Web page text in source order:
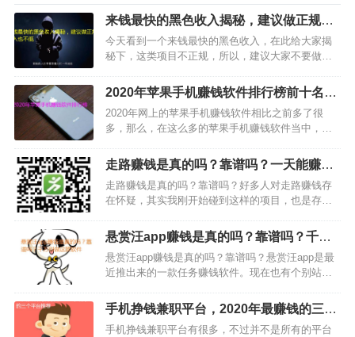
来钱最快的黑色收入揭秘，建议做正规，
收入也不低
今天看到一个来钱最快的黑色收入，在此给大家揭
秘下，这类项目不正规，所以，建议大家不要做，
力好，同样也能日赚几百上千元以上。今天揭秘的
项目主要有两个，一个是跟手机游戏有关，另外一
个是微信上面乞讨。1…
2020年苹果手机赚钱软件排行榜前十名推
荐，最好的都在这里了
2020年网上的苹果手机赚钱软件相比之前多了很
多，那么，在这么多的苹果手机赚钱软件当中，很
最少的时间找到最好的苹果手机赚钱软件，今天小
编特地整理了2020年苹果手机赚钱软件排行榜前十
名，前面三款可…
走路赚钱是真的吗？靠谱吗？一天能赚一
两元
走路赚钱是真的吗？靠谱吗？好多人对走路赚钱存
在怀疑，其实我刚开始碰到这样的项目，也是存在
的。虽然之前碰到很多走路赚钱软件，都没有让我
赚过钱，不过今天要给大家推荐的这款，每天能赚1
元多，而且每天只需要…
悬赏汪app赚钱是真的吗？靠谱吗？千万
别做这款软件
悬赏汪app赚钱是真的吗？靠谱吗？悬赏汪app是最
近推出来的一款任务赚钱软件。现在也有个别站长
们经常操作的趣闲赚差不多，不过邀请好友提成奖
励只有10%，另外额外现金奖励最高奖励10.5元，
两款软件…
手机挣钱兼职平台，2020年最赚钱的三个
平台推荐
手机挣钱兼职平台有很多，不过并不是所有的平台